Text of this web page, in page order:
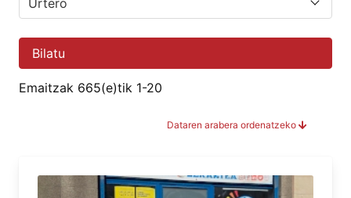
Bilatu
Emaitzak 665(e)tik 1-20
Dataren arabera ordenatzeko